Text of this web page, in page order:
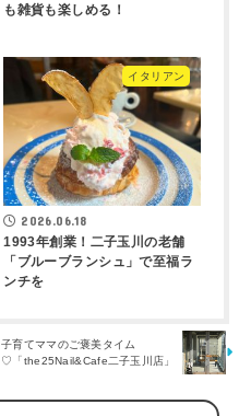
も雑貨も楽しめる！
イタリアン
2026.06.18
1993年創業！二子玉川の老舗
「ブルーブランシュ」で至福ラ
ンチを
子育てママのご褒美タイム
♡「the25Nail&Cafe二子玉川店」